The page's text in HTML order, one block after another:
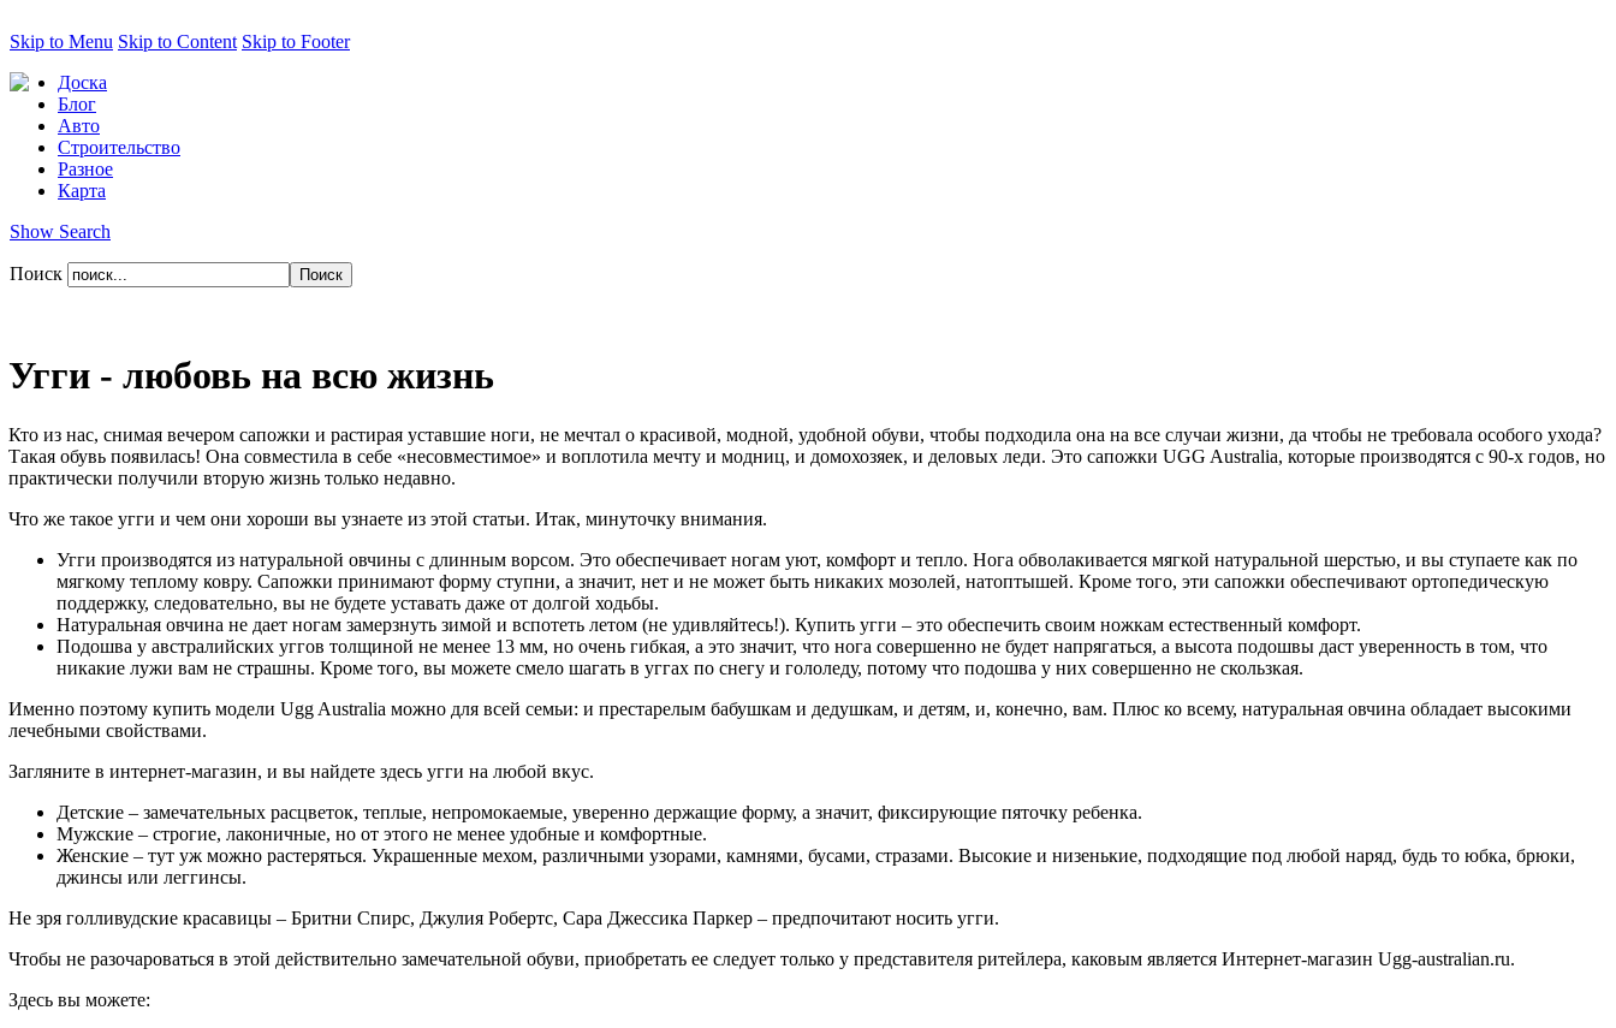
Skip to Menu Skip to Content Skip to Footer
Доска
Блог
Авто
Строительство
Разное
Карта
Show Search
Поиск
Угги - любовь на всю жизнь
Кто из нас, снимая вечером сапожки и растирая уставшие ноги, не мечтал о красивой, модной, удобной обуви, чтобы подходила она на все случаи жизни, да чтобы не требовала особого ухода?
Такая обувь появилась! Она совместила в себе «несовместимое» и воплотила мечту и модниц, и домохозяек, и деловых леди. Это сапожки UGG Australia, которые производятся с 90-х годов, но
практически получили вторую жизнь только недавно.
Что же такое угги и чем они хороши вы узнаете из этой статьи. Итак, минуточку внимания.
Угги производятся из натуральной овчины с длинным ворсом. Это обеспечивает ногам уют, комфорт и тепло. Нога обволакивается мягкой натуральной шерстью, и вы ступаете как по
мягкому теплому ковру. Сапожки принимают форму ступни, а значит, нет и не может быть никаких мозолей, натоптышей. Кроме того, эти сапожки обеспечивают ортопедическую
поддержку, следовательно, вы не будете уставать даже от долгой ходьбы.
Натуральная овчина не дает ногам замерзнуть зимой и вспотеть летом (не удивляйтесь!). Купить угги – это обеспечить своим ножкам естественный комфорт.
Подошва у австралийских уггов толщиной не менее 13 мм, но очень гибкая, а это значит, что нога совершенно не будет напрягаться, а высота подошвы даст уверенность в том, что
никакие лужи вам не страшны. Кроме того, вы можете смело шагать в уггах по снегу и гололеду, потому что подошва у них совершенно не скользкая.
Именно поэтому купить модели Ugg Australia можно для всей семьи: и престарелым бабушкам и дедушкам, и детям, и, конечно, вам. Плюс ко всему, натуральная овчина обладает высокими
лечебными свойствами.
Загляните в интернет-магазин, и вы найдете здесь угги на любой вкус.
Детские – замечательных расцветок, теплые, непромокаемые, уверенно держащие форму, а значит, фиксирующие пяточку ребенка.
Мужские – строгие, лаконичные, но от этого не менее удобные и комфортные.
Женские – тут уж можно растеряться. Украшенные мехом, различными узорами, камнями, бусами, стразами. Высокие и низенькие, подходящие под любой наряд, будь то юбка, брюки,
джинсы или леггинсы.
Не зря голливудские красавицы – Бритни Спирс, Джулия Робертс, Сара Джессика Паркер – предпочитают носить угги.
Чтобы не разочароваться в этой действительно замечательной обуви, приобретать ее следует только у представителя ритейлера, каковым является Интернет-магазин Ugg-australian.ru.
Здесь вы можете: